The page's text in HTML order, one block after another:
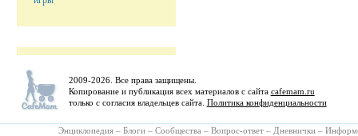
2009-2026. Все права защищены.
Копирование и публикация всех материалов с сайта cafemam.ru
только с согласия владельцев сайта. Политика конфиденциальности
Энциклопедия – Блоги – Сообщества – Вопрос-ответ – Дневнички –